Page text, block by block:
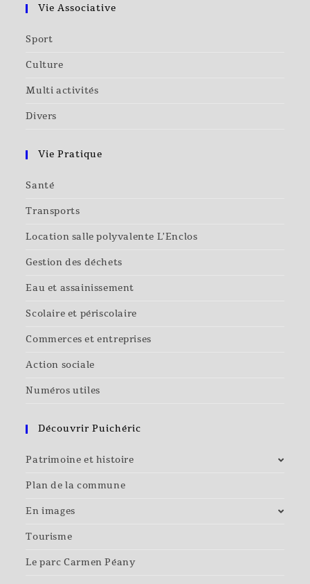
Vie Associative
Sport
Culture
Multi activités
Divers
Vie Pratique
Santé
Transports
Location salle polyvalente L’Enclos
Gestion des déchets
Eau et assainissement
Scolaire et périscolaire
Commerces et entreprises
Action sociale
Numéros utiles
Découvrir Puichéric
Patrimoine et histoire
Plan de la commune
En images
Tourisme
Le parc Carmen Péany